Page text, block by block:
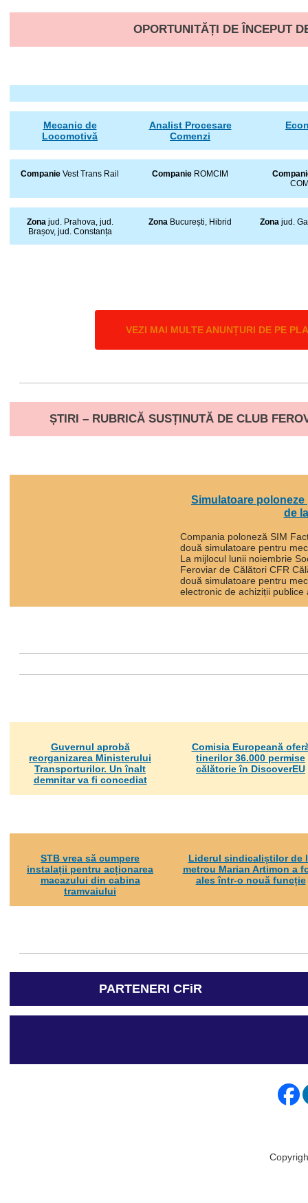
OPORTUNITĂȚI DE ÎNCEPUT
Mecanic de
Locomotivă
Analist Procesare
Comenzi
Companie Vest Trans Rail Companie ROMCIM
Zona jud. Prahova, jud.
Brașov, jud. Constanța
Zona București, Hibrid Zona jud.
VEZI MAI MULTE ANUNȚURI DE PE
ȘTIRI – RUBRICĂ SUSȚINUTĂ DE CLUB
Simulatoare
de
Compania poloneză SIM
două simulatoare pentru
La mijlocul lunii noiembrie
Feroviar de Călători CFR
două simulatoare pentru
electronic de achiziții
Guvernul aprobă
reorganizarea Ministerului
Transporturilor. Un înalt
demnitar va fi concediat
Comisia Europeană
tinerilor 36.000 permise
călătorie în DiscoverEU
STB vrea să cumpere
instalații pentru acționarea
macazului din cabina
tramvaiului
Liderul sindicaliștilor de
metrou Marian Artimon a
ales într-o nouă funcție
PARTENERI CFiR